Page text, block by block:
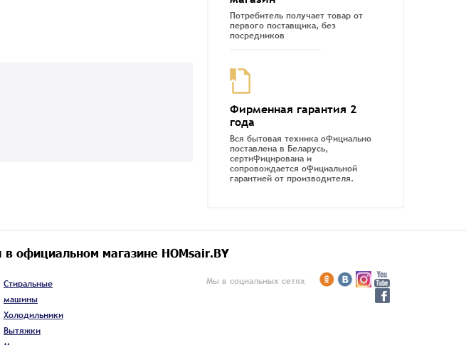
Потребитель получает товар от
первого поставщика, без
посредников
Фирменная гарантия 2
года
Вся бытовая техника официально
поставлена в Беларусь,
сертифицирована и
сопровождается официальной
гарантией от производителя.
официальном магазине HOMsair.BY
Стиральные
машины
Холодильники
Вытяжки
Мы в социальных сетях